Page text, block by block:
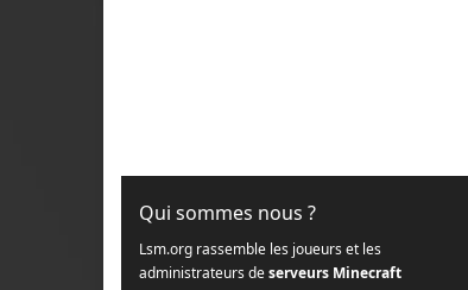
Qui sommes nous ?
Lsm.org rassemble les joueurs et les
administrateurs deserveurs Minecraft